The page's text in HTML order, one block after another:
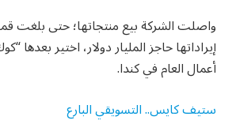
واصلت الشركة بيع منتجاتها؛ حتى بلغت
إيراداتها حاجز المليار دولار، اختير بعدها
أعمال العام في كندا.
ستيف كايس.. التسويقي البارع